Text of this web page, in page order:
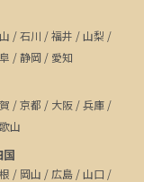
/石川 /福井 /山梨 /
/静岡 / 愛知
/京都 / 大阪 /兵庫 /
山
国
/ 岡山 / 広島 /山口 /